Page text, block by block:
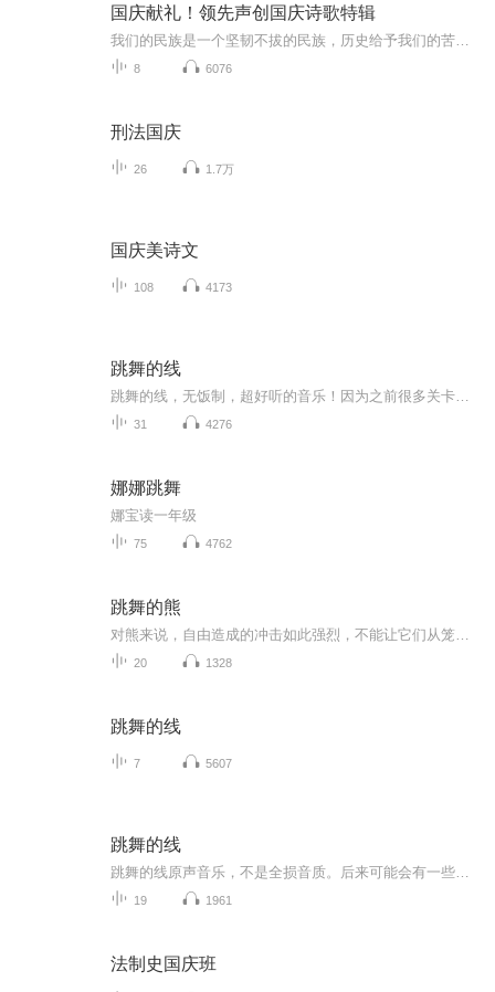
国庆献礼！领先声创国庆诗歌特辑
8 6076
刑法国庆
26 1.7万
国庆美诗文
108 4173
跳舞的线
31 4276
娜娜跳舞
娜宝读一年级
75 4762
跳舞的熊
20 1328
跳舞的线
7 5607
跳舞的线
19 1961
法制史国庆班